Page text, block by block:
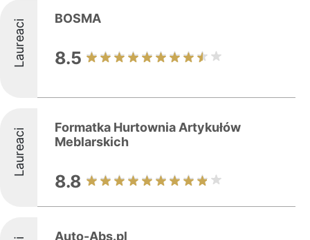
Laureaci BOSMA
8.5
Laureaci
Formatka Hurtownia Artykułów
Meblarskich
8.8
Auto-Abs.pl